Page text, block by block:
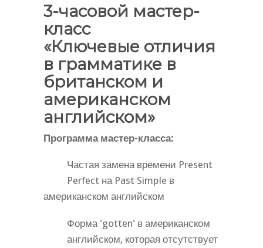
3-часовой мастер-
класс
«Ключевые отличия
в грамматике в
британском и
американском
английском»
Программа мастер-класса:
Частая замена времени Present
Perfect на Past Simple в
американском английском
Форма 'gotten' в американском
английском, которая отсутствует